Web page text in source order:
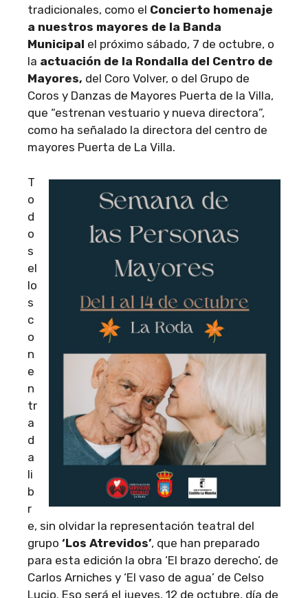
tradicionales, como el Concierto homenaje
a nuestros mayores de la Banda
Municipal el próximo sábado, 7 de octubre, o
la actuación de la Rondalla del Centro de
Mayores, del Coro Volver, o del Grupo de
Coros y Danzas de Mayores Puerta de la Villa,
que “estrenan vestuario y nueva directora”,
como ha señalado la directora del centro de
mayores Puerta de La Villa.
T
o
d
o
s
el
lo
s
c
o
n
e
n
tr
a
d
a
li
b
r
e, sin olvidar la representación teatral del
grupo ‘Los Atrevidos’, que han preparado
para esta edición la obra ‘El brazo derecho’, de
Carlos Arniches y ‘El vaso de agua’ de Celso
Lucio. Eso será el jueves, 12 de octubre, día de